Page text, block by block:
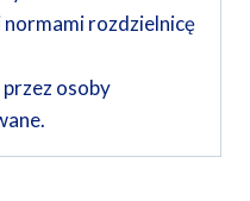
rozdzielnicę
osoby